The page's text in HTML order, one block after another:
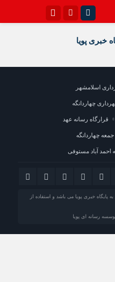
خبری پویا
اسلامشهر
چهاردانگه
قرارگاه رسانه عهد
جمعه چهاردانگه
احمد آباد مستوفی
خبری پویا می باشد و استفاده از
رسانه ای پویا